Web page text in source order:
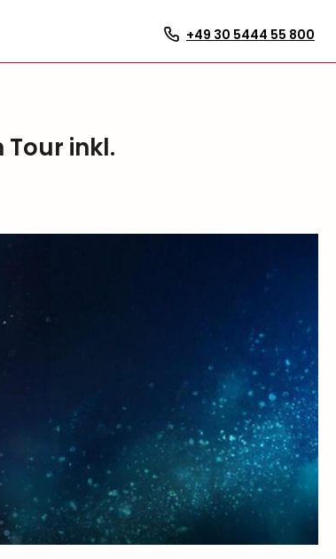
+49 30 5444 55 800
Tour inkl.